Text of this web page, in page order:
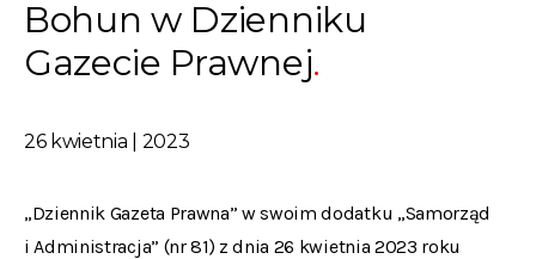
Bohun w Dzienniku
Gazecie Prawnej
26 kwietnia | 2023
„Dziennik Gazeta Prawna” w swoim dodatku „Samorząd
i Administracja” (nr 81) z dnia 26 kwietnia 2023 roku